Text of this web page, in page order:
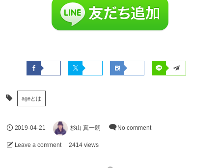
ageとは
2019-04-21 杉山 真一朗 No comment
Leave a comment 2414 views